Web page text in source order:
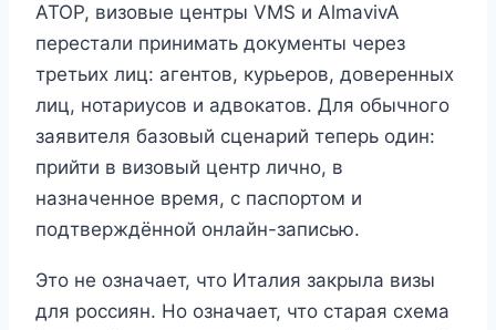
АТОР, визовые центры VMS и AlmavivA
перестали принимать документы через
третьих лиц: агентов, курьеров, доверенных
лиц, нотариусов и адвокатов. Для обычного
заявителя базовый сценарий теперь один:
прийти в визовый центр лично, в
назначенное время, с паспортом и
подтверждённой онлайн-записью.
Это не означает, что Италия закрыла визы
для россиян. Но означает, что старая схема